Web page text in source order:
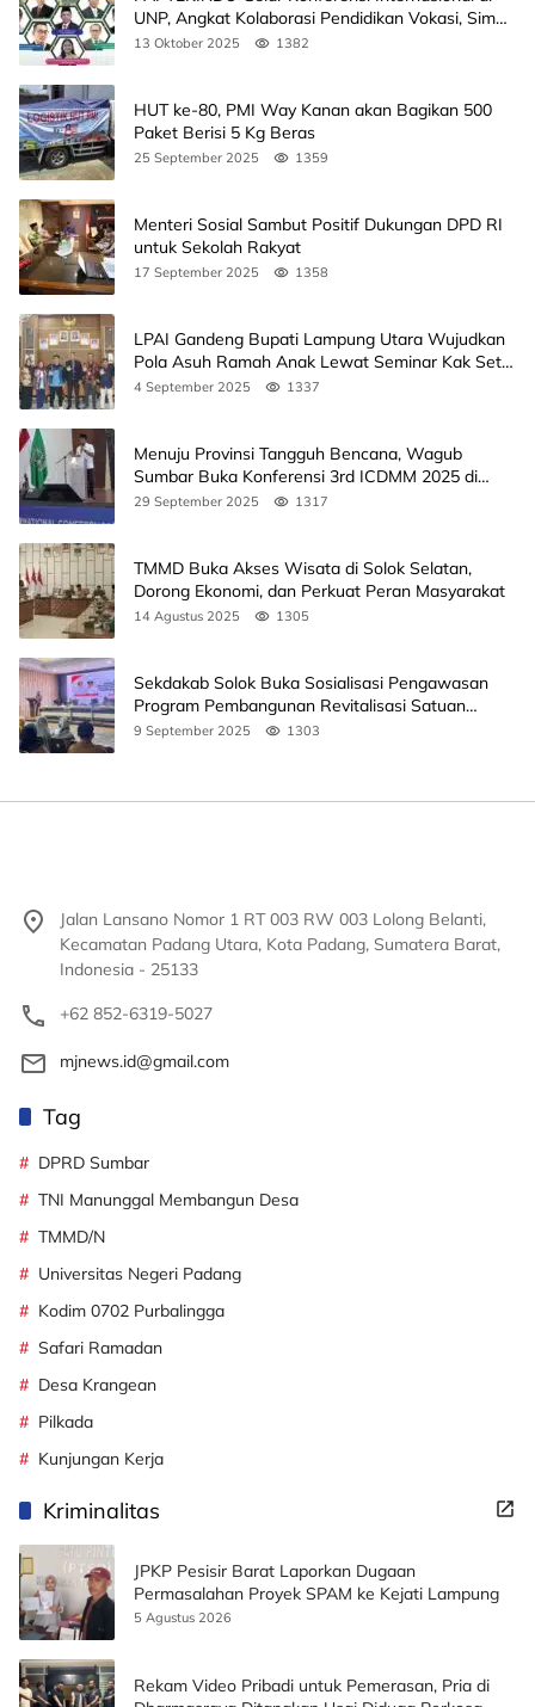
UNP, Angkat Kolaborasi Pendidikan Vokasi, Simak
Agendanya
13 Oktober 2025 1382
HUT ke-80, PMI Way Kanan akan Bagikan 500
Paket Berisi 5 Kg Beras
25 September 2025 1359
Menteri Sosial Sambut Positif Dukungan DPD RI
untuk Sekolah Rakyat
17 September 2025 1358
LPAI Gandeng Bupati Lampung Utara Wujudkan
Pola Asuh Ramah Anak Lewat Seminar Kak Seto,
Ini Jadwalnya
4 September 2025 1337
Menuju Provinsi Tangguh Bencana, Wagub
Sumbar Buka Konferensi 3rd ICDMM 2025 di
Unand
29 September 2025 1317
TMMD Buka Akses Wisata di Solok Selatan,
Dorong Ekonomi, dan Perkuat Peran Masyarakat
14 Agustus 2025 1305
Sekdakab Solok Buka Sosialisasi Pengawasan
Program Pembangunan Revitalisasi Satuan
Pendidikan
9 September 2025 1303
Jalan Lansano Nomor 1 RT 003 RW 003 Lolong Belanti,
Kecamatan Padang Utara, Kota Padang, Sumatera Barat,
Indonesia - 25133
+62 852-6319-5027
mjnews.id@gmail.com
Tag
DPRD Sumbar
TNI Manunggal Membangun Desa
TMMD/N
Universitas Negeri Padang
Kodim 0702 Purbalingga
Safari Ramadan
Desa Krangean
Pilkada
Kunjungan Kerja
Kriminalitas
JPKP Pesisir Barat Laporkan Dugaan
Permasalahan Proyek SPAM ke Kejati Lampung
5 Agustus 2026
Rekam Video Pribadi untuk Pemerasan, Pria di